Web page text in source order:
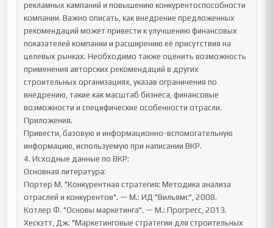
рекламных кампаний и повышению конкурентоспособности
компании. Важно описать, как внедрение предложенных
рекомендаций может привести к улучшению финансовых
показателей компании и расширению её присутствия на
целевых рынках. Необходимо также оценить возможность
применения авторских рекомендаций в других
строительных организациях, указав ограничения по
внедрению, такие как масштаб бизнеса, финансовые
возможности и специфические особенности отрасли.
Приложения.
Привести, базовую и информационно-вспомогательную
информацию, используемую при написании ВКР.
4. Исходные данные по ВКР:
Основная литература:
Портер М. "Конкурентная стратегия: Методика анализа
отраслей и конкурентов". — М.: ИД "Вильямс", 2008.
Котлер Ф. "Основы маркетинга". — М.: Прогресс, 2013.
Хескэтт, Дж. "Маркетинговые стратегии для строительных